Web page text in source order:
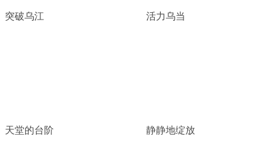
突破乌江 活力乌当
天堂的台阶 静静地绽放